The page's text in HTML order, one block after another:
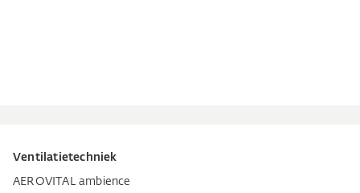
Ventilatietechniek
AEROVITAL ambience